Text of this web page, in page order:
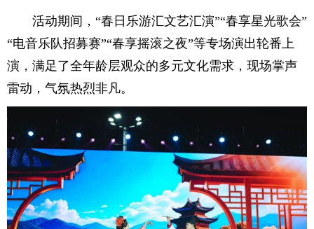
活动期间，“春日乐游汇文艺汇演”“春享星光歌会”
“电音乐队招募赛”“春享摇滚之夜”等专场演出轮番上
演，满足了全年龄层观众的多元文化需求，现场掌声
雷动，气氛热烈非凡。